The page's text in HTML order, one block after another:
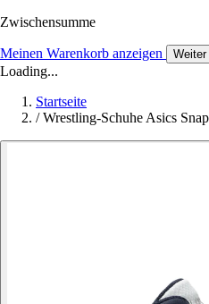
Zwischensumme
Meinen Warenkorb anzeigen
Loading...
Startseite
/ Wrestling-Schuhe Asics